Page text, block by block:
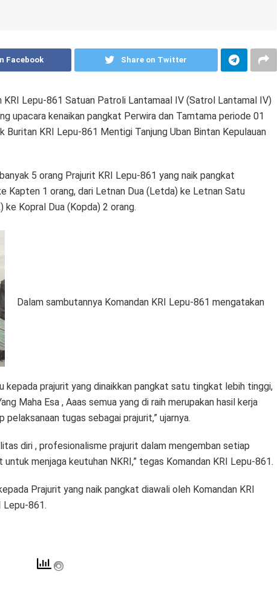
Facebook Share on Twitter
KRI Lepu-861 Satuan Patroli Lantamaal IV (Satrol Lantamal IV)
upacara kenaikan pangkat Perwira dan Tamtama periode 01
Buritan KRI Lepu-861 Mentigi Tanjung Uban Bintan Kepulauan
5 orang Prajurit KRI Lepu-861 yang naik pangkat
Kapten 1 orang, dari Letnan Dua (Letda) ke Letnan Satu
Kopral Dua (Kopda) 2 orang.
Dalam sambutannya Komandan KRI Lepu-861 mengatakan
kepada prajurit yang dinaikkan pangkat satu tingkat lebih tinggi,
Maha Esa , Aaas semua yang di raih merupakan hasil kerja
tugas sebagai prajurit,” ujarnya.
diri , profesionalisme prajurit dalam mengemban setiap
menjaga keutuhan NKRI,” tegas Komandan KRI Lepu-861.
Prajurit yang naik pangkat diawali oleh Komandan KRI
Lepu-861.